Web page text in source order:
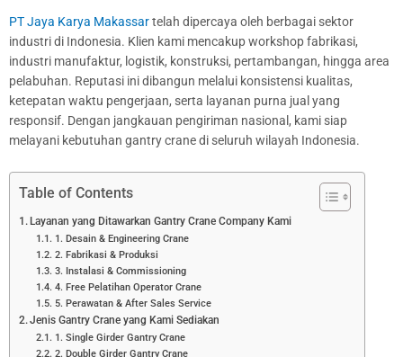
PT Jaya Karya Makassartelah dipercaya oleh berbagai sektor
industri di Indonesia. Klien kami mencakup workshop fabrikasi,
industri manufaktur, logistik, konstruksi, pertambangan, hingga area
pelabuhan. Reputasi ini dibangun melalui konsistensi kualitas,
ketepatan waktu pengerjaan, serta layanan purna jual yang
responsif. Dengan jangkauan pengiriman nasional, kami siap
melayani kebutuhan gantry crane di seluruh wilayah Indonesia.
Table of Contents
Layanan yang Ditawarkan Gantry Crane Company Kami
1. Desain & Engineering Crane
2. Fabrikasi & Produksi
3. Instalasi & Commissioning
4. Free Pelatihan Operator Crane
5. Perawatan & After Sales Service
Jenis Gantry Crane yang Kami Sediakan
1. Single Girder Gantry Crane
2. Double Girder Gantry Crane